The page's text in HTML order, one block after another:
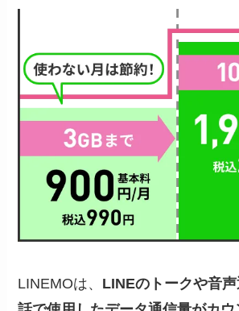
LINEMOは、 LINEのトークや音